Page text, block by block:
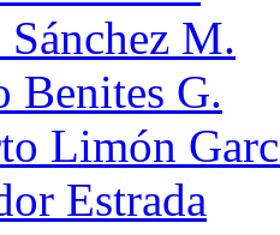
M.
Benites G.
Limón
Estrada